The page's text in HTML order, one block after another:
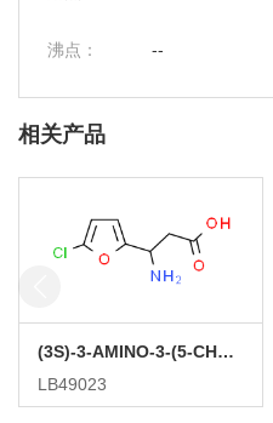
沸点： --
相关产品
(3S)-3-AMINO-3-(5-CHLOROFURAN-2-YL)PROPANOIC ACID
LB49023